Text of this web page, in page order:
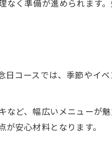
法
ツ
く準備が進められます
コースでは、季節やイ
ど、幅広いメニューが
安心材料となります。